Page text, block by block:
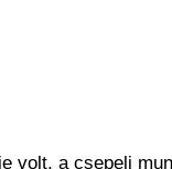
volt, a csepeli